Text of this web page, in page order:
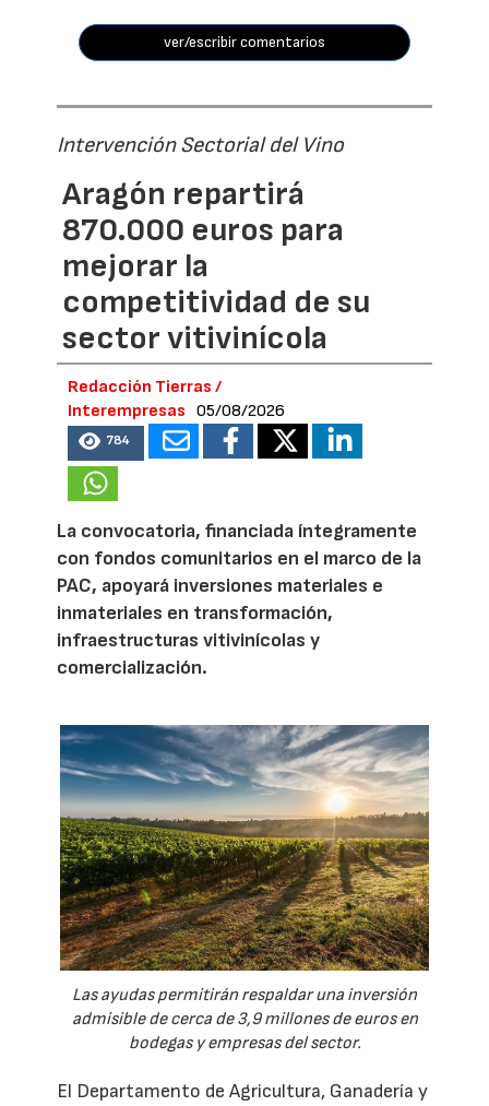
ver/escribir comentarios
Intervención Sectorial del Vino
Aragón repartirá
870.000 euros para
mejorar la
competitividad de su
sector vitivinícola
Redacción Tierras /
Interempresas
05/08/2026
784
La convocatoria, financiada íntegramente
con fondos comunitarios en el marco de la
PAC, apoyará inversiones materiales e
inmateriales en transformación,
infraestructuras vitivinícolas y
comercialización.
Las ayudas permitirán respaldar una inversión
admisible de cerca de 3,9 millones de euros en
bodegas y empresas del sector.
El Departamento de Agricultura, Ganadería y